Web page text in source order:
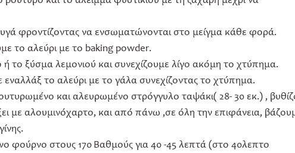
φροντίζοντας να ενσωματώνονται στο μείγμα κάθε φορά.
το αλεύρι με το baking powder.
το ξύσμα λεμονιού και συνεχίζουμε λίγο ακόμη το χτύπημα.
το αλεύρι με το γάλα συνεχίζοντας το χτύπημα.
και αλευρωμένο στρόγγυλο ταψάκι( 28- 30 εκ.) ,
με αλουμινόχαρτο, και από πάνω ,σε όλη την επιφάνεια,
φούρνο στους 170 Βαθμούς για 40 -45 λεπτά (στο 40λεπτο